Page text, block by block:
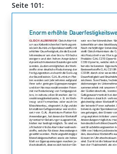
Seite 101: